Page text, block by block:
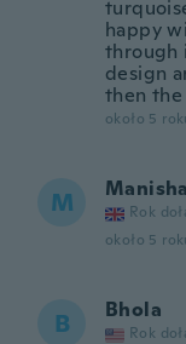
happy
through
design
then
około 5
M Manisha
Rok
około 5
B Bhola
Rok